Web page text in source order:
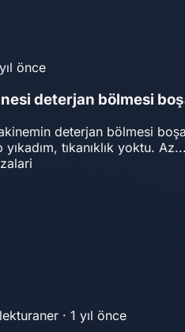
önce
deterjan bölmesi
deterjan bölmesi
yıkadım, tıkanıklık yoktu. Az...
· 1 yıl önce